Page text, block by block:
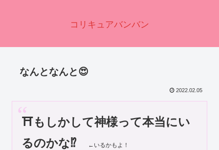
コリキュアバンバン
なんとなんと😍
2022.02.05
⛩もしかして神様って本当にい
るのかな⁉️
←いるかもよ！